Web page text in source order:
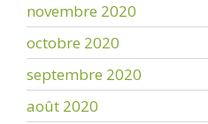
novembre 2020
octobre 2020
septembre 2020
août 2020